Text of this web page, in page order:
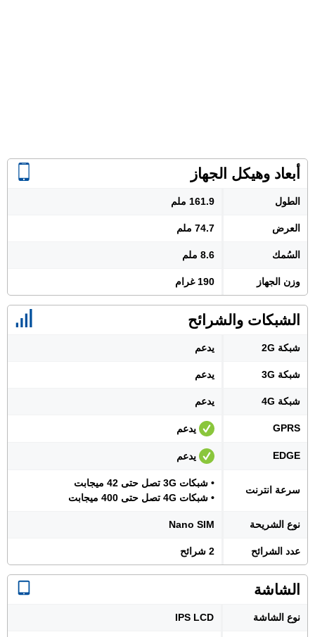
أبعاد وهيكل الجهاز
الطول 161.9 ملم
العرض 74.7 ملم
السُمك 8.6 ملم
وزن الجهاز 190 غرام
الشبكات والشرائح
شبكة 2G يدعم
شبكة 3G يدعم
شبكة 4G يدعم
GPRS يدعم
EDGE يدعم
سرعة انترنت
• شبكات 3G تصل حتى 42 ميجابت
• شبكات 4G تصل حتى 400 ميجابت
نوع الشريحة Nano SIM
عدد الشرائح 2 شرائح
الشاشة
نوع الشاشة IPS LCD